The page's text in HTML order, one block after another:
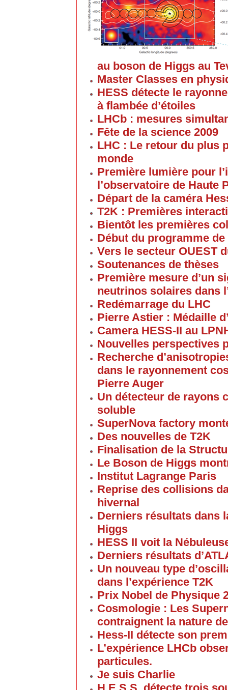
au boson de Higgs au
Master Classes en
HESS détecte le
à flambée d’étoiles
LHCb : mesures
Fête de la science 2009
LHC : Le retour du plus
monde
Première lumière pour
l’observatoire de Haute
Départ de la caméra
T2K : Premières
Bientôt les premières
Début du programme
Vers le secteur OUEST
Soutenances de thèses
Première mesure d’un
neutrinos solaires dans
Redémarrage du LHC
Pierre Astier : Médaille
Camera HESS-II au
Nouvelles perspectives
Recherche
dans le rayonnement
Pierre Auger
Un détecteur de rayons
soluble
SuperNova factory
Des nouvelles de T2K
Finalisation de la
Le Boson de Higgs
Institut Lagrange Paris
Reprise des collisions
hivernal
Derniers résultats dans
Higgs
HESS II voit la
Derniers résultats
Un nouveau type
dans l’expérience T2K
Prix Nobel de Physique
Cosmologie : Les
contraignent la nature
Hess-II détecte son
L’expérience LHCb
particules.
Je suis Charlie